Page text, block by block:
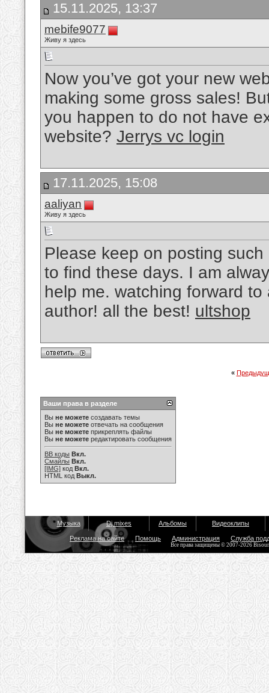
15.11.2025, 13:37
mebife9077
Живу я здесь
Now you’ve got your new
making some gross sales!
you happen to do not have
website? Jerrys vc login
17.11.2025, 15:08
aaliyan
Живу я здесь
Please keep on posting
to find these days. I am
help me. watching forward
author! all the best! ultshop
«
Ваши права в разделе
Вы не можете создавать темы
Вы не можете отвечать на сообщения
Вы не можете прикреплять файлы
Вы не можете редактировать сообщения
BB коды Вкл.
Смайлы Вкл.
[IMG] код Вкл.
HTML код Выкл.
Музыка Dj mixes Альбомы Видеоклипы
Реклама на сайте Помощь Администрация Служба
Все права защищены © 2007-2026